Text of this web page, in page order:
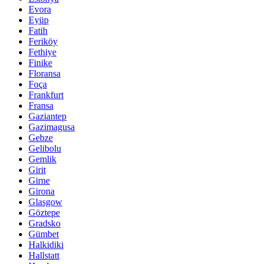
Evora
Eyüp
Fatih
Feriköy
Fethiye
Finike
Floransa
Foça
Frankfurt
Fransa
Gaziantep
Gazimagusa
Gebze
Gelibolu
Gemlik
Girit
Girne
Girona
Glasgow
Göztepe
Gradsko
Gümbet
Halkidiki
Hallstatt